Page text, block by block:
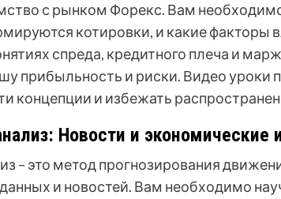
с рынком Форекс. Вам
котировки, и какие факторы
спреда, кредитного плеча и
прибыльность и риски. Видео уроки
концепции и избежать
Новости и экономические
– это метод прогнозирования
и новостей. Вам необходимо